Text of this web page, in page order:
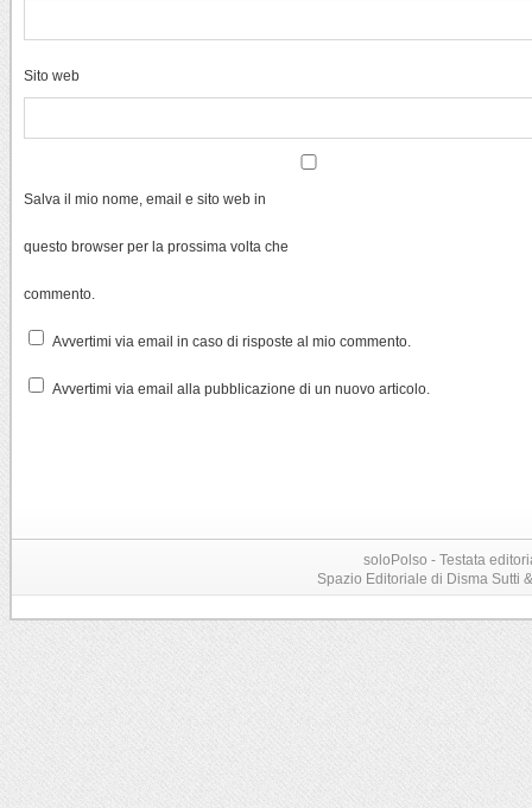
Sito web
Salva il mio nome, email e sito web in
questo browser per la prossima volta che
commento.
Avvertimi via email in caso di risposte al mio commento.
Avvertimi via email alla pubblicazione di un nuovo articolo.
soloPolso - Testata
Spazio Editoriale di Disma Sutti